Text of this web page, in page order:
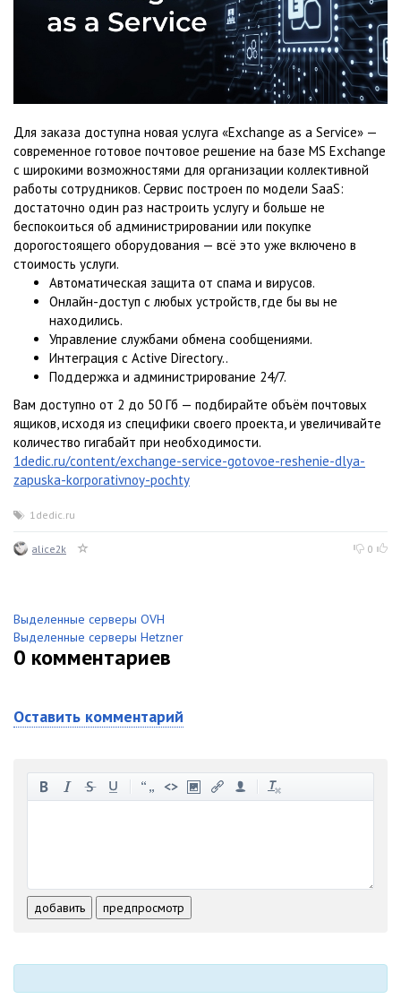
Для заказа доступна новая услуга «Exchange as a Service» —
современное готовое почтовое решение на базе MS Exchange
с широкими возможностями для организации коллективной
работы сотрудников. Сервис построен по модели SaaS:
достаточно один раз настроить услугу и больше не
беспокоиться об администрировании или покупке
дорогостоящего оборудования — всё это уже включено в
стоимость услуги.
Автоматическая защита от спама и вирусов.
Онлайн-доступ с любых устройств, где бы вы не
находились.
Управление службами обмена сообщениями.
Интеграция с Active Directory..
Поддержка и администрирование 24/7.
Вам доступно от 2 до 50 Гб — подбирайте объём почтовых
ящиков, исходя из специфики своего проекта, и увеличивайте
количество гигабайт при необходимости.
1dedic.ru/content/exchange-service-gotovoe-reshenie-dlya-
zapuska-korporativnoy-pochty
1dedic.ru
alice2k 0
Выделенные серверы OVH
Выделенные серверы Hetzner
0 комментариев
Оставить комментарий
-
-
-
добавить предпросмотр